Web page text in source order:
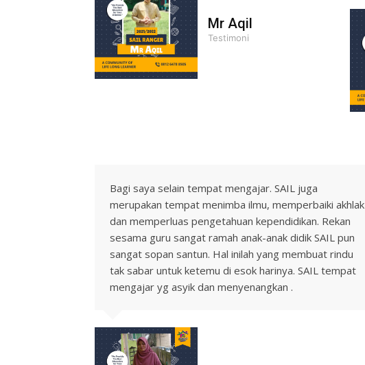
Mr Aqil
Testimoni
Bagi saya selain tempat mengajar. SAIL juga
merupakan tempat menimba ilmu, memperbaiki akhlak
dan memperluas pengetahuan kependidikan. Rekan
sesama guru sangat ramah anak-anak didik SAIL pun
sangat sopan santun. Hal inilah yang membuat rindu
tak sabar untuk ketemu di esok harinya. SAIL tempat
mengajar yg asyik dan menyenangkan .